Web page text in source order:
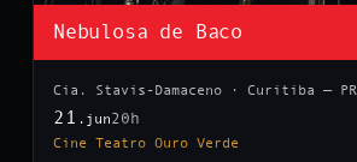
Nebulosa de Baco
Cia. Stavis-Damaceno · Curitiba — PR
21 .jun20h
Cine Teatro Ouro Verde